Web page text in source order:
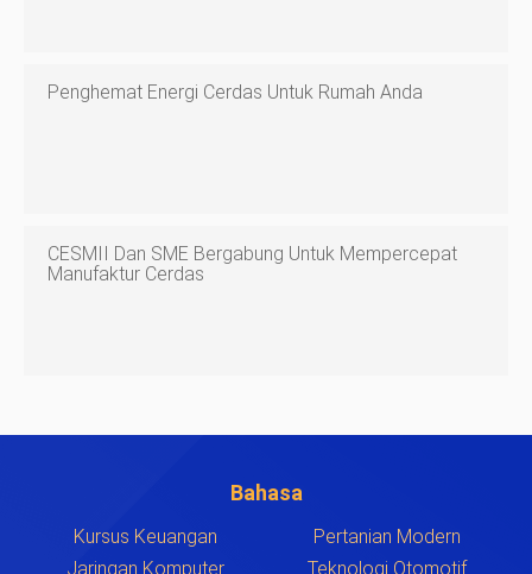
Penghemat Energi Cerdas Untuk Rumah Anda
CESMII Dan SME Bergabung Untuk Mempercepat
Manufaktur Cerdas
Bahasa
Kursus Keuangan
Pertanian Modern
Jaringan Komputer
Teknologi Otomotif